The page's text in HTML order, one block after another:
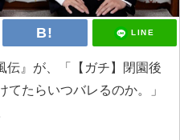
LINE
伝』が、「【ガチ】閉園後
たらいつバレるのか。」